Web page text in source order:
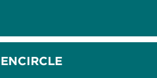
ENCIRCLE